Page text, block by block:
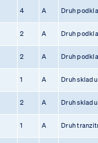
4 A Druh
2 A Druh
2 A Druh
1 A Druh skladu
2 A Druh skladu
1 A Druh